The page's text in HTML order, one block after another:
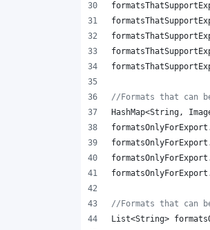
//Formats that can
HashMap<String,
formatsOnlyForExport
formatsOnlyForExport
formatsOnlyForExport
formatsOnlyForExport
//Formats that can
List<String>